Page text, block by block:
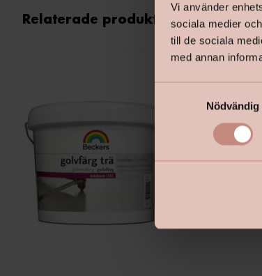
Vi använder
sociala medier
till de sociala
med annan
s
Nödvändig
Relaterade produkter